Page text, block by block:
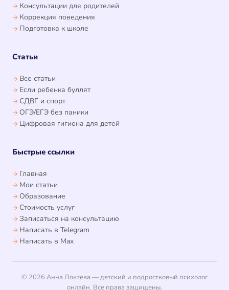
Консультации для родителей
Коррекция поведения
Подготовка к школе
Статьи
Все статьи
Если ребенка буллят
СДВГ и спорт
ОГЭ/ЕГЭ без паники
Цифровая гигиена для детей
Быстрые ссылки
Главная
Мои статьи
Образование
Стоимость услуг
Записаться на консультацию
Написать в Telegram
Написать в Max
© 2026 Анна Локтева — детский и подростковый психолог
онлайн. Все права защищены.